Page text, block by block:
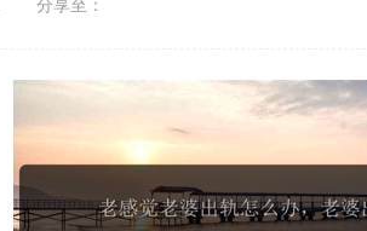
分享至：